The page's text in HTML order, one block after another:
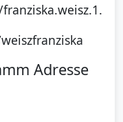
Adresse